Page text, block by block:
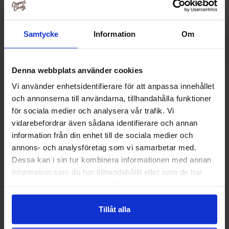
Samtycke Information Om
Denna webbplats använder cookies
Vi använder enhetsidentifierare för att anpassa innehållet
och annonserna till användarna, tillhandahålla funktioner
för sociala medier och analysera vår trafik. Vi
vidarebefordrar även sådana identifierare och annan
information från din enhet till de sociala medier och
annons- och analysföretag som vi samarbetar med.
Dessa kan i sin tur kombinera informationen med annan
information som du har tillhandahållit eller som de har
Tillåt alla
Køb
Andre kunne lide